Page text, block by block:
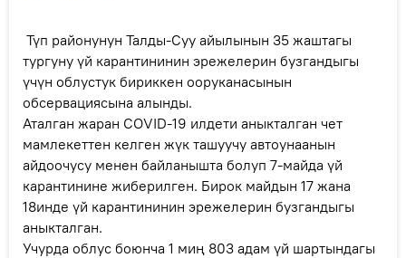
Түп районунун Талды-Суу айылынын 35 жаштагы
тургуну үй карантининин эрежелерин бузгандыгы
үчүн облустук бириккен ооруканасынын
обсервациясына алынды.
Аталган жаран COVID-19 илдети аныкталган чет
мамлекеттен келген жүк ташуучу автоунаанын
айдоочусу менен байланышта болуп 7-майда үй
карантинине жиберилген. Бирок майдын 17 жана
18инде үй карантининин эрежелерин бузгандыгы
аныкталган.
Учурда облус боюнча 1 миң 803 адам үй шартындагы